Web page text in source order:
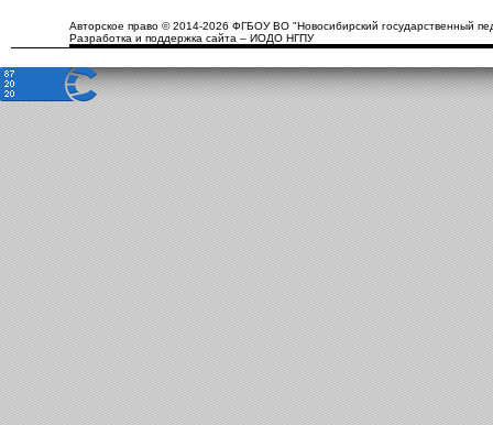
Авторское право © 2014-2026 ФГБОУ ВО "Новосибирский государственный
Разработка и поддержка сайта – ИОДО НГПУ